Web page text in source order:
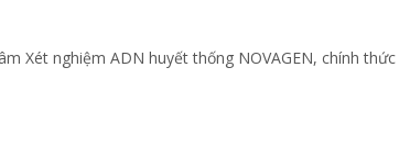
Xét nghiệm ADN huyết thống NOVAGEN, chính